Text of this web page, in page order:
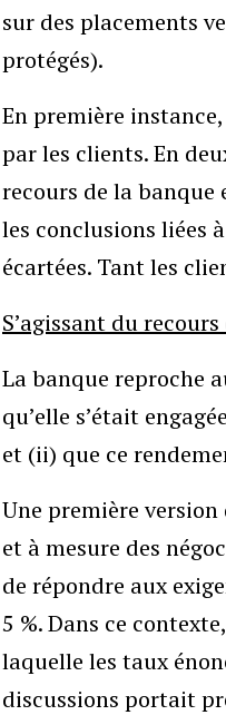
sur des placements
protégés).
En première
par les clients. En
recours de la banque
les conclusions liées
écartées. Tant les
S’agissant du
La banque reproche
qu’elle s’était
et (ii) que ce
Une première
et à mesure des
de répondre aux
5 %. Dans ce
laquelle les taux
discussions portait